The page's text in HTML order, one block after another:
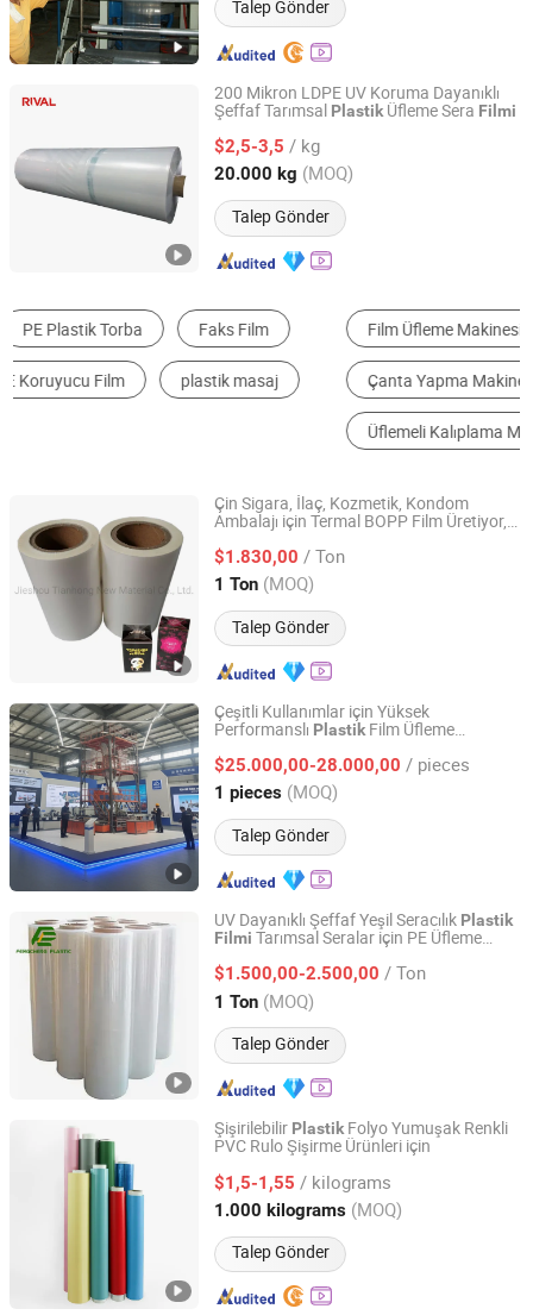
Talep Gönder
200 Mikron LDPE UV Koruma Dayanıklı
Şeffaf Tarımsal PlastikÜfleme Sera Filmi
$2,5-3,5 / kg
20.000 kg (MOQ)
Talep Gönder
Beijing Daori Plastics Co., Ltd
Beijing, China Fiyat 2024
Film Üfleme Makinesi Dolum Makinesi
Çanta Yapma Makinesi Plastik Geri Dönüştürme Makinesi
Shrink Film
Çin Sigara, İlaç, Kozmetik, Kondom
Ambalajı için Termal BOPP Film Üretiyor,
AmbalajFilmi
$1.830,00 / Ton
1 Ton (MOQ)
Talep Gönder
Jieshou Tianhong New Material Co., Ltd.
Anhui, China Fiyat 2019
Çeşitli Kullanımlar için Yüksek
Performanslı PlastikFilm Üfleme
$25.000,00-28.000,00 / pieces
1 pieces (MOQ)
Talep Gönder
Shandong Guanhua Hongrun Plastic Machinery Co., Ltd.
Shandong, China Fiyat 2025
UV Dayanıklı Şeffaf Yeşil Seracılık Plastik
Filmi Tarımsal Seralar için PE Üfleme
$1.500,00-2.500,00 / Ton
1 Ton (MOQ)
Talep Gönder
Henan Fengcheng Plastic Co., Ltd.
Henan, China Fiyat 2024
Şişirilebilir PlastikFolyo Yumuşak Renkli
PVC Rulo Şişirme Ürünleri için
$1,5-1,55 / kilograms
1.000 kilograms (MOQ)
Talep Gönder
Guangdong Xiongxing Holding Group Co., Ltd.
Guangdong, China Fiyat 2024